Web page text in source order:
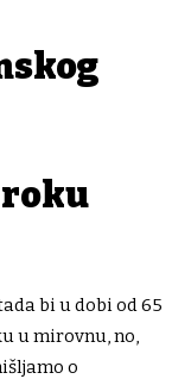
roku
bi u dobi od 65
u mirovnu, no,
o